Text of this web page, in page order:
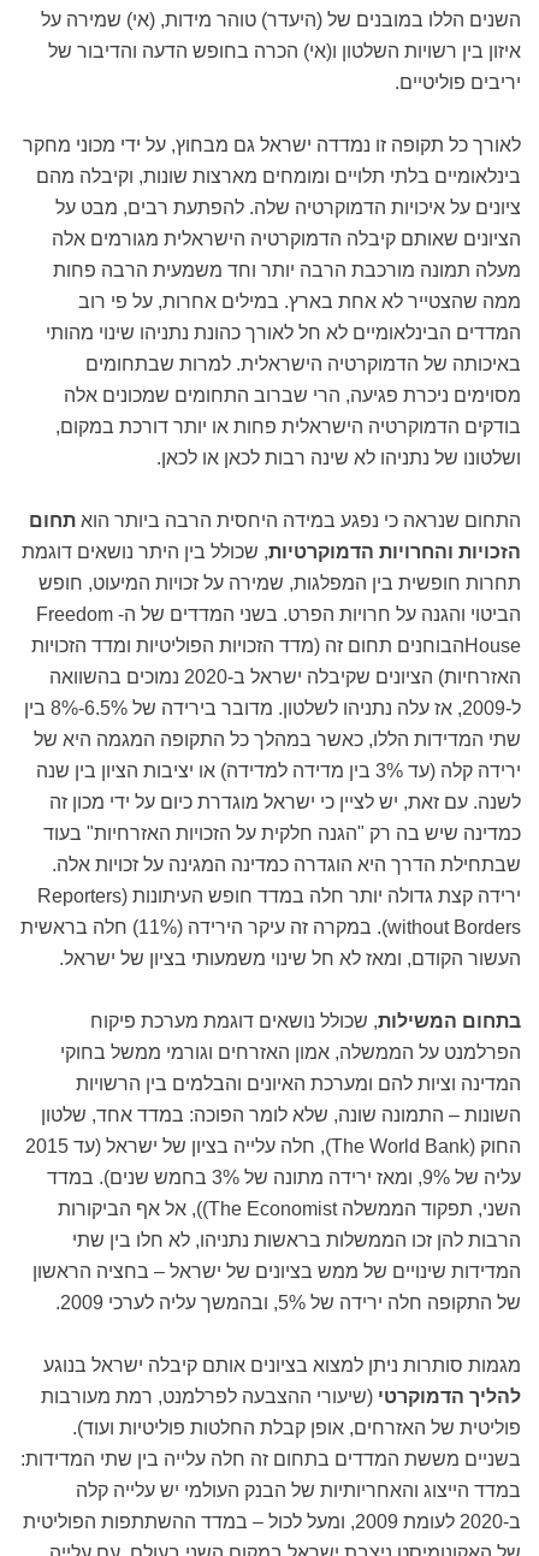
השנים הללו במובנים של (היעדר) טוהר מידות, (אי) שמירה על
איזון בין רשויות השלטון ו(אי) הכרה בחופש הדעה והדיבור של
יריבים פוליטיים.
לאורך כל תקופה זו נמדדה ישראל גם מבחוץ, על ידי מכוני מחקר
בינלאומיים בלתי תלויים ומומחים מארצות שונות, וקיבלה מהם
ציונים על איכויות הדמוקרטיה שלה. להפתעת רבים, מבט על
הציונים שאותם קיבלה הדמוקרטיה הישראלית מגורמים אלה
מעלה תמונה מורכבת הרבה יותר וחד משמעית הרבה פחות
ממה שהצטייר לא אחת בארץ. במילים אחרות, על פי רוב
המדדים הבינלאומיים לא חל לאורך כהונת נתניהו שינוי מהותי
באיכותה של הדמוקרטיה הישראלית. למרות שבתחומים
מסוימים ניכרת פגיעה, הרי שברוב התחומים שמכונים אלה
בודקים הדמוקרטיה הישראלית פחות או יותר דורכת במקום,
ושלטונו של נתניהו לא שינה רבות לכאן או לכאן.
התחום שנראה כי נפגע במידה היחסית הרבה ביותר הוא תחום
הזכויות והחרויות הדמוקרטיות, שכולל בין היתר נושאים דוגמת
תחרות חופשית בין המפלגות, שמירה על זכויות המיעוט, חופש
הביטוי והגנה על חרויות הפרט. בשני המדדים של ה- Freedom
Houseהבוחנים תחום זה (מדד הזכויות הפוליטיות ומדד הזכויות
האזרחיות) הציונים שקיבלה ישראל ב-2020 נמוכים בהשוואה
ל-2009, אז עלה נתניהו לשלטון. מדובר בירידה של 6.5%-8% בין
שתי המדידות הללו, כאשר במהלך כל התקופה המגמה היא של
ירידה קלה (עד 3% בין מדידה למדידה) או יציבות הציון בין שנה
לשנה. עם זאת, יש לציין כי ישראל מוגדרת כיום על ידי מכון זה
כמדינה שיש בה רק "הגנה חלקית על הזכויות האזרחיות" בעוד
שבתחילת הדרך היא הוגדרה כמדינה המגינה על זכויות אלה.
ירידה קצת גדולה יותר חלה במדד חופש העיתונות (Reporters
without Borders)
. במקרה זה עיקר הירידה (11%) חלה בראשית
העשור הקודם, ומאז לא חל שינוי משמעותי בציון של ישראל.
בתחום המשילות, שכולל נושאים דוגמת מערכת פיקוח
הפרלמנט על הממשלה, אמון האזרחים וגורמי ממשל בחוקי
המדינה וציות להם ומערכת האיונים והבלמים בין הרשויות
השונות – התמונה שונה, שלא לומר הפוכה: במדד אחד, שלטון
החוק (The World Bank
), חלה עלייה בציון של ישראל (עד 2015
עליה של 9%, ומאז ירידה מתונה של 3% בחמש שנים). במדד
השני, תפקוד הממשלהThe Economist) ), אל אף הביקורות
הרבות להן זכו הממשלות בראשות נתניהו, לא חלו בין שתי
המדידות שינויים של ממש בציונים של ישראל – בחציה הראשון
של התקופה חלה ירידה של 5%, ובהמשך עליה לערכי 2009.
מגמות סותרות ניתן למצוא בציונים אותם קיבלה ישראל בנוגע
להליך הדמוקרטי (שיעורי ההצבעה לפרלמנט, רמת מעורבות
פוליטית של האזרחים, אופן קבלת החלטות פוליטיות ועוד).
בשניים מששת המדדים בתחום זה חלה עלייה בין שתי המדידות:
במדד הייצוג והאחריותיות של הבנק העולמי יש עלייה קלה
ב-2020 לעומת 2009, ומעל לכול – במדד ההשתתפות הפוליטית